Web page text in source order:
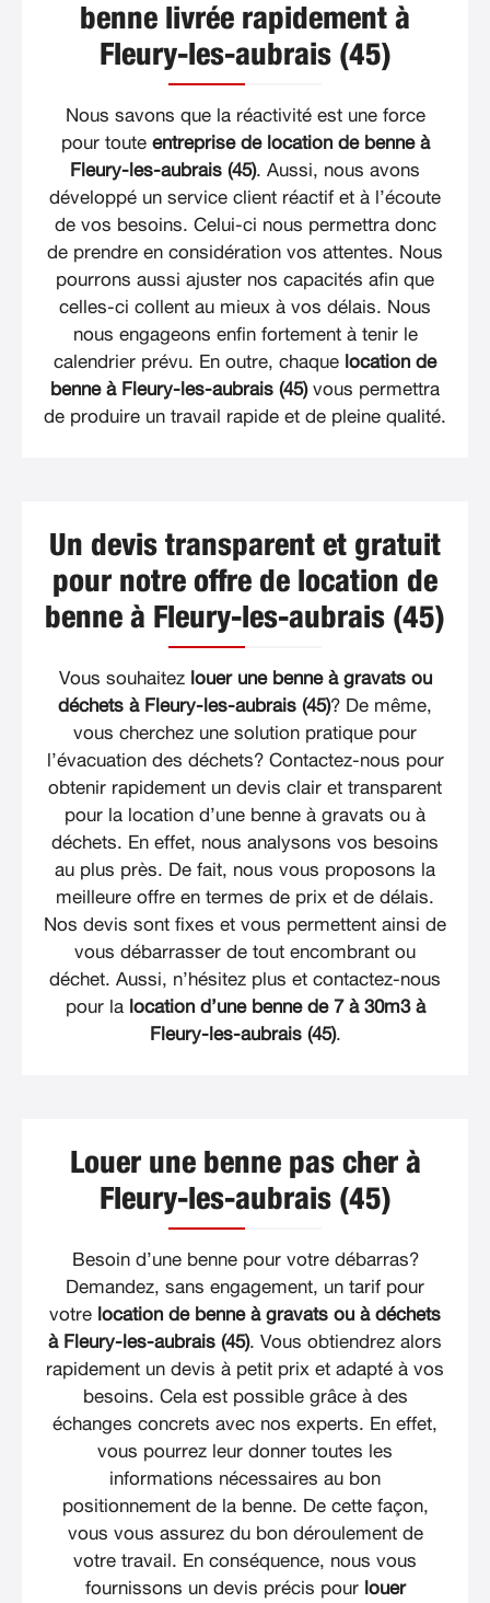
benne livrée rapidement à
Fleury-les-aubrais (45)
Nous savons que la réactivité est une force
pour toute entreprise de location de benne à
Fleury-les-aubrais (45). Aussi, nous avons
développé un service client réactif et à l’écoute
de vos besoins. Celui-ci nous permettra donc
de prendre en considération vos attentes. Nous
pourrons aussi ajuster nos capacités afin que
celles-ci collent au mieux à vos délais. Nous
nous engageons enfin fortement à tenir le
calendrier prévu. En outre, chaque location de
benne à Fleury-les-aubrais (45)vous permettra
de produire un travail rapide et de pleine qualité.
Un devis transparent et gratuit
pour notre offre de location de
benne à Fleury-les-aubrais (45)
Vous souhaitez louer une benne à gravats ou
déchets à Fleury-les-aubrais (45)? De même,
vous cherchez une solution pratique pour
l’évacuation des déchets? Contactez-nous pour
obtenir rapidement un devis clair et transparent
pour la location d’une benne à gravats ou à
déchets. En effet, nous analysons vos besoins
au plus près. De fait, nous vous proposons la
meilleure offre en termes de prix et de délais.
Nos devis sont fixes et vous permettent ainsi de
vous débarrasser de tout encombrant ou
déchet. Aussi, n’hésitez plus et contactez-nous
pour la location d’une benne de 7 à 30m3 à
Fleury-les-aubrais (45).
Louer une benne pas cher à
Fleury-les-aubrais (45)
Besoin d’une benne pour votre débarras?
Demandez, sans engagement, un tarif pour
votre location de benne à gravats ou à déchets
à Fleury-les-aubrais (45). Vous obtiendrez alors
rapidement un devis à petit prix et adapté à vos
besoins. Cela est possible grâce à des
échanges concrets avec nos experts. En effet,
vous pourrez leur donner toutes les
informations nécessaires au bon
positionnement de la benne. De cette façon,
vous vous assurez du bon déroulement de
votre travail. En conséquence, nous vous
fournissons un devis précis pour louer